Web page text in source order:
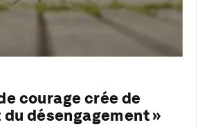
courage crée de
désengagement »